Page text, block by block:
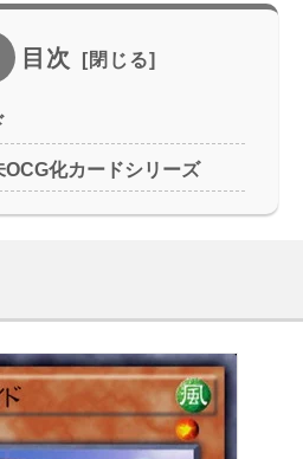
目次
OCG化カードシリーズ